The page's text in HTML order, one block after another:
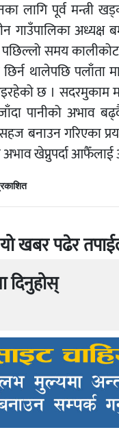
लागि पूर्व मन्त्री
अध्यक्ष
समय
थालेपछि पलाँता
छ । सदरमुकाम
पानीको अभाव
सहज बनाउन
खेप्नुपर्दा आफैँलाई
यो खबर पढेर
दिनुहोस्